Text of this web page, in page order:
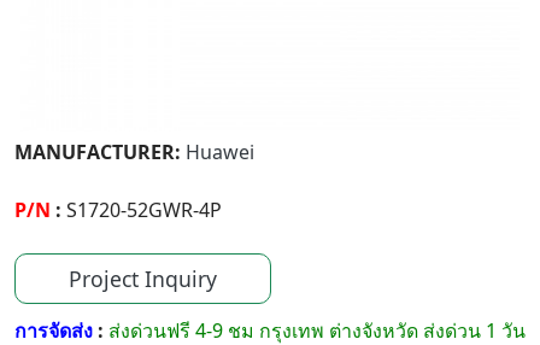
MANUFACTURER: Huawei
P/N : S1720-52GWR-4P
Project Inquiry
การจัดส่ง : ส่งด่วนฟรี 4-9 ชม กรุงเทพ ต่างจังหวัด ส่งด่วน 1 วัน